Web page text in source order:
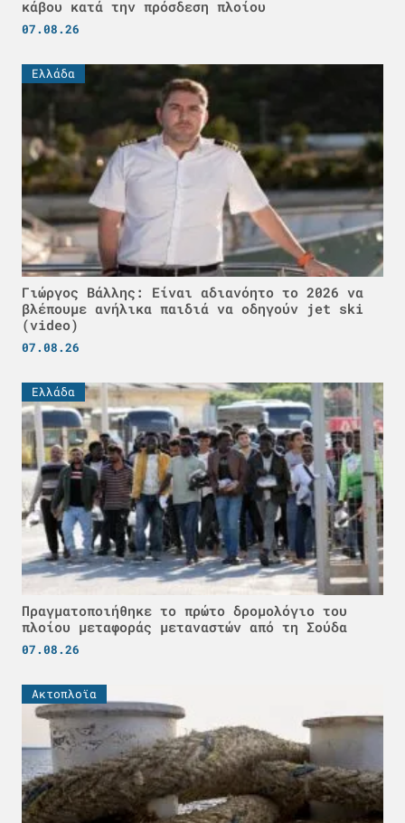
κάβου κατά την πρόσδεση πλοίου
07.08.26
Ελλάδα
Γιώργος Βάλλης: Είναι αδιανόητο το 2026 να
βλέπουμε ανήλικα παιδιά να οδηγούν jet ski
(video)
07.08.26
Ελλάδα
Πραγματοποιήθηκε το πρώτο δρομολόγιο του
πλοίου μεταφοράς μεταναστών από τη Σούδα
07.08.26
Ακτοπλοϊα